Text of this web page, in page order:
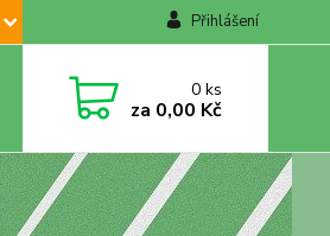
Přihlášení
0ks
za 0,00 Kč